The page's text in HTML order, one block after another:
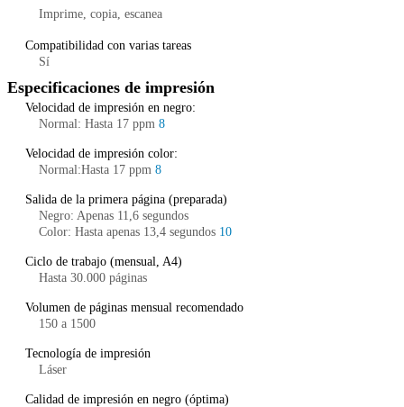
Imprime, copia, escanea
Compatibilidad con varias tareas
Sí
Especificaciones de impresión
Velocidad de impresión en negro:
Normal: Hasta 17 ppm 8
Velocidad de impresión color:
Normal:Hasta 17 ppm 8
Salida de la primera página (preparada)
Negro: Apenas 11,6 segundos
Color: Hasta apenas 13,4 segundos 10
Ciclo de trabajo (mensual, A4)
Hasta 30.000 páginas
Volumen de páginas mensual recomendado
150 a 1500
Tecnología de impresión
Láser
Calidad de impresión en negro (óptima)